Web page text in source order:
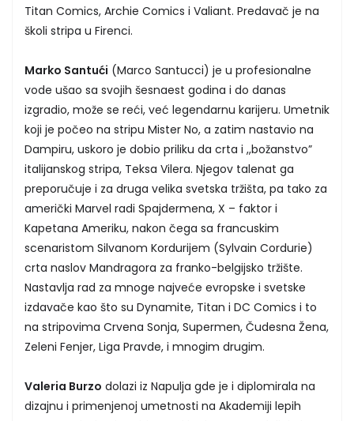
Titan Comics, Archie Comics i Valiant. Predavač je na
školi stripa u Firenci.
Marko Santući (Marco Santucci) je u profesionalne
vode ušao sa svojih šesnaest godina i do danas
izgradio, može se reći, već legendarnu karijeru. Umetnik
koji je počeo na stripu Mister No, a zatim nastavio na
Dampiru, uskoro je dobio priliku da crta i ,,božanstvo”
italijanskog stripa, Teksa Vilera. Njegov talenat ga
preporučuje i za druga velika svetska tržišta, pa tako za
američki Marvel radi Spajdermena, X – faktor i
Kapetana Ameriku, nakon čega sa francuskim
scenaristom Silvanom Kordurijem (Sylvain Cordurie)
crta naslov Mandragora za franko-belgijsko tržište.
Nastavlja rad za mnoge najveće evropske i svetske
izdavače kao što su Dynamite, Titan i DC Comics i to
na stripovima Crvena Sonja, Supermen, Čudesna Žena,
Zeleni Fenjer, Liga Pravde, i mnogim drugim.
Valeria Burzo dolazi iz Napulja gde je i diplomirala na
dizajnu i primenjenoj umetnosti na Akademiji lepih